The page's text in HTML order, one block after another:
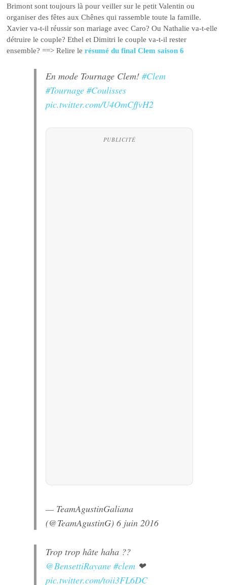
Brimont sont toujours là pour veiller sur le petit Valentin ou
organiser des fêtes aux Chênes qui rassemble toute la famille.
Xavier va-t-il réussir son mariage avec Caro? Ou Nathalie va-t-elle
détruire le couple? Ethel et Dimitri le couple va-t-il rester
ensemble? ==> Relire lerésumé du final Clem saison 6
En mode Tournage Clem!#Clem
#Tournage #Coulisses
pic.twitter.com/U4OmCffvH2
PUBLICITÉ
— TeamAgustinGaliana
(@TeamAgustinG)6 juin 2016
Trop trop hâte haha ??
@BensettiRayane #clem ❤
pic.twitter.com/toii3FL6DC